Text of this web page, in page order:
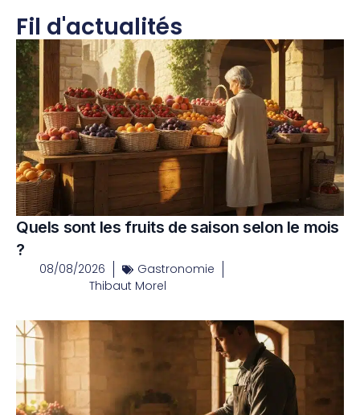
Fil d'actualités
Quels sont les fruits de saison selon le mois
?
08/08/2026
Gastronomie
Thibaut Morel